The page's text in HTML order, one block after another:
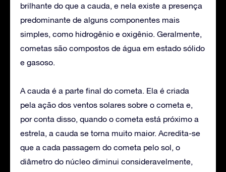
brilhante do que a cauda, e nela existe a presença
predominante de alguns componentes mais
simples, como hidrogênio e oxigênio. Geralmente,
cometas são compostos de água em estado sólido
e gasoso.
A cauda é a parte final do cometa. Ela é criada
pela ação dos ventos solares sobre o cometa e,
por conta disso, quando o cometa está próximo a
estrela, a cauda se torna muito maior. Acredita-se
que a cada passagem do cometa pelo sol, o
diâmetro do núcleo diminui consideravelmente,